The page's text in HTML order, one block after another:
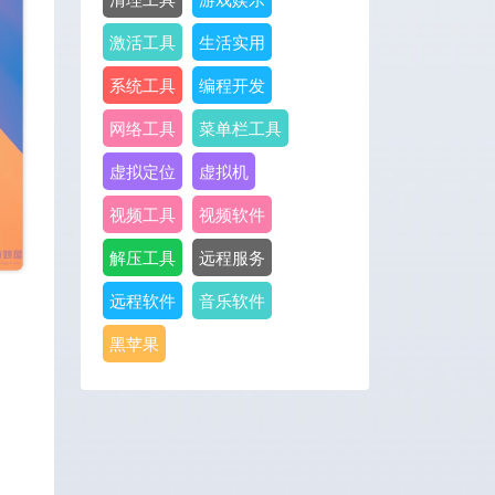
激活工具
生活实用
系统工具
编程开发
网络工具
菜单栏工具
虚拟定位
虚拟机
视频工具
视频软件
解压工具
远程服务
远程软件
音乐软件
黑苹果